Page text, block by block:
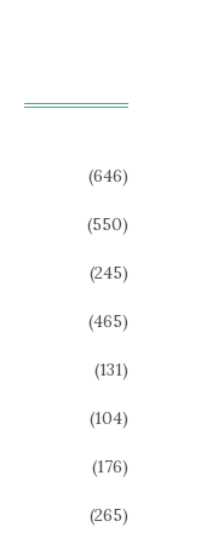
(646)
(550)
(245)
(465)
(131)
(104)
(176)
(265)